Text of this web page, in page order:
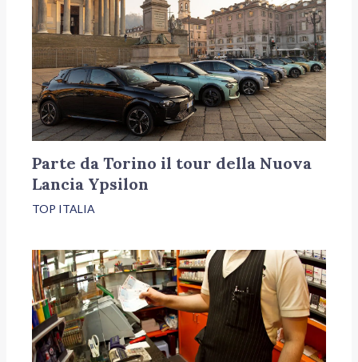
Parte da Torino il tour della Nuova
Lancia Ypsilon
TOP ITALIA